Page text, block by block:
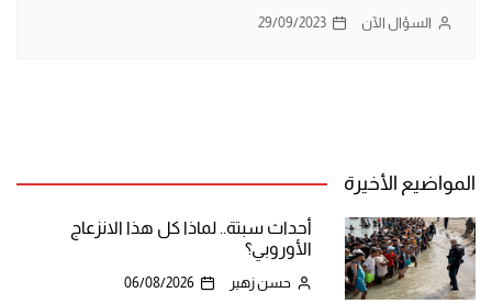
السؤال الآن 29/09/2023
المواضيع الأخيرة
أحداث سبتة.. لماذا كل هذا الانزعاج
الأوروبي؟
حسن زهير 06/08/2026